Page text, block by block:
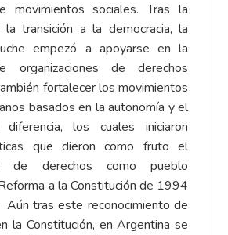
movimientos sociales. Tras la
transición a la democracia, la
empezó a apoyarse en la
organizaciones de derechos
fortalecer los movimientos
basados en la autonomía y el
los cuales iniciaron
que dieron como fruto el
de derechos como pueblo
a la Constitución de 1994
tras este reconocimiento de
la Constitución, en Argentina se